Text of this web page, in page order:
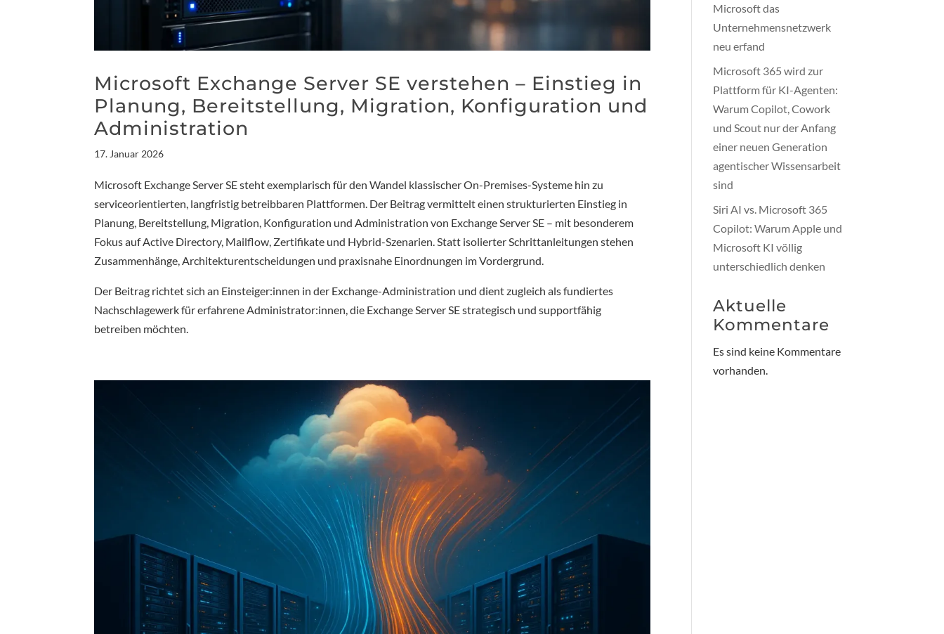
Microsoft Exchange Server SE verstehen – Einstieg in
Planung, Bereitstellung, Migration, Konfiguration und
Administration
17. Januar 2026
Microsoft Exchange Server SE steht exemplarisch für den Wandel klassischer On-Premises-Systeme hin zu
serviceorientierten, langfristig betreibbaren Plattformen. Der Beitrag vermittelt einen strukturierten Einstieg in
Planung, Bereitstellung, Migration, Konfiguration und Administration von Exchange Server SE – mit besonderem
Fokus auf Active Directory, Mailflow, Zertifikate und Hybrid-Szenarien. Statt isolierter Schrittanleitungen stehen
Zusammenhänge, Architekturentscheidungen und praxisnahe Einordnungen im Vordergrund.
Der Beitrag richtet sich an Einsteiger:innen in der Exchange-Administration und dient zugleich als fundiertes
Nachschlagewerk für erfahrene Administrator:innen, die Exchange Server SE strategisch und supportfähig
betreiben möchten.
Microsoft das
Unternehmensnetzwerk
neu erfand
Microsoft 365 wird zur
Plattform für KI-Agenten:
Warum Copilot, Cowork
und Scout nur der Anfang
einer neuen Generation
agentischer Wissensarbeit
sind
Siri AI vs. Microsoft 365
Copilot: Warum Apple und
Microsoft KI völlig
unterschiedlich denken
Aktuelle
Kommentare
Es sind keine Kommentare
vorhanden.